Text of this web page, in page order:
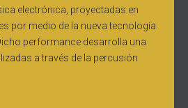
electrónica, proyectadas en
por medio de la nueva tecnología
performance desarrolla una
a través de la percusión